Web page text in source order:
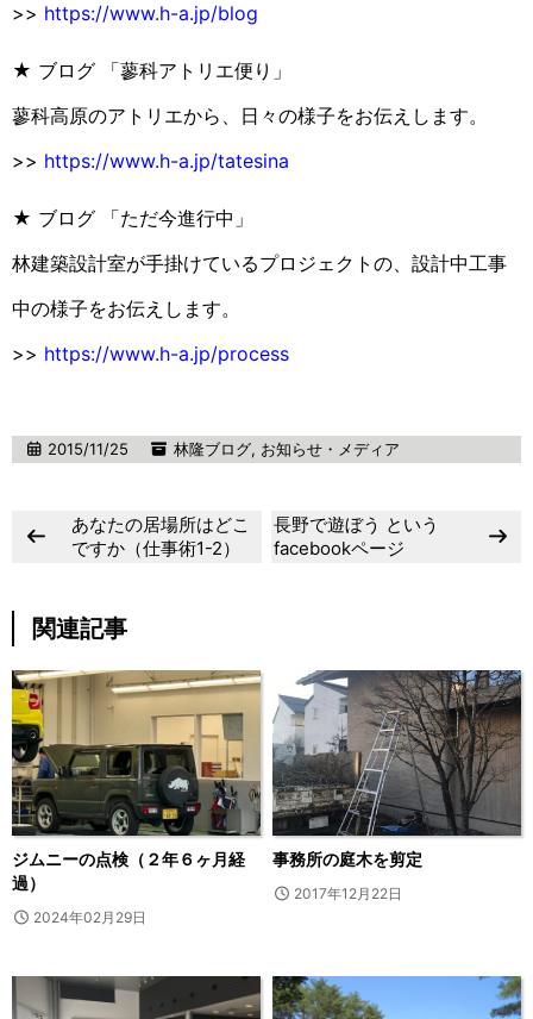
>> https://www.h-a.jp/blog
★ ブログ 「蓼科アトリエ便り」
蓼科高原のアトリエから、日々の様子をお伝えします。
>> https://www.h-a.jp/tatesina
★ ブログ 「ただ今進行中」
林建築設計室が手掛けているプロジェクトの、設計中工事
中の様子をお伝えします。
>> https://www.h-a.jp/process
2015/11/25 林隆ブログ, お知らせ・メディア
あなたの居場所はどこ
ですか（仕事術1-2）
長野で遊ぼう という
facebookページ
関連記事
ジムニーの点検（２年６ヶ月経
過）
2024年02月29日
事務所の庭木を剪定
2017年12月22日